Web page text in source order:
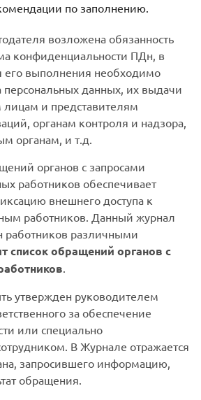
по заполнению.
возложена обязанность
конфиденциальности ПДн, в
его выполнения необходимо
персональных данных, их выдачи
и представителям
органам контроля и надзора,
органам, и т.д.
органов с запросами
работников обеспечивает
внешнего доступа к
работников. Данный журнал
работников различными
список обращений органов с
.
утвержден руководителем
за обеспечение
или специально
В Журнале отражается
запросившего информацию,
обращения.